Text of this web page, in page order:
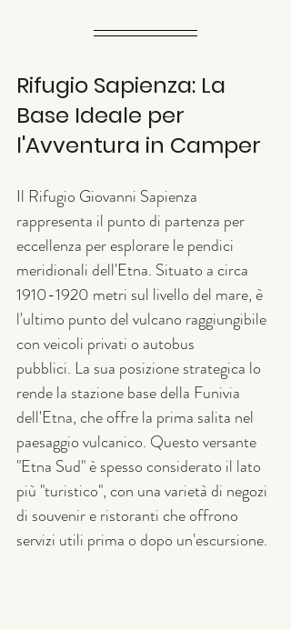
Rifugio Sapienza: La
Base Ideale per
l'Avventura in Camper
Il Rifugio Giovanni Sapienza
rappresenta il punto di partenza per
eccellenza per esplorare le pendici
meridionali dell'Etna. Situato a circa
1910-1920 metri sul livello del mare, è
l'ultimo punto del vulcano raggiungibile
con veicoli privati o autobus
pubblici. La sua posizione strategica lo
rende la stazione base della Funivia
dell'Etna, che offre la prima salita nel
paesaggio vulcanico. Questo versante
"Etna Sud" è spesso considerato il lato
più "turistico", con una varietà di negozi
di souvenir e ristoranti che offrono
servizi utili prima o dopo un'escursione.